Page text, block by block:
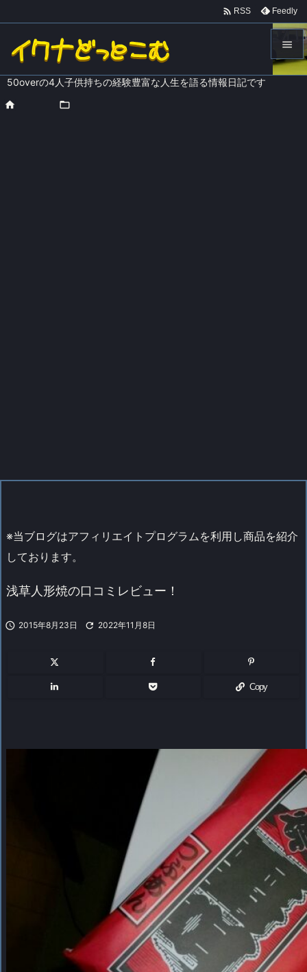
50overの4人子供持ちの経験豊富な人生を語る情報日記です


 RSS Feedly
 
※当ブログはアフィリエイトプログラムを利用し商品を紹介
しております。
浅草人形焼の口コミレビュー！
 2015年8月23日  2022年11月8日
Copy